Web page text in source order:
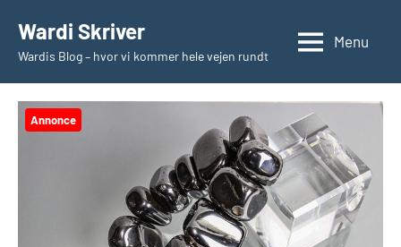
indhold
Wardi Skriver
Wardis Blog – hvor vi kommer hele vejen rundt
Menu
Annonce